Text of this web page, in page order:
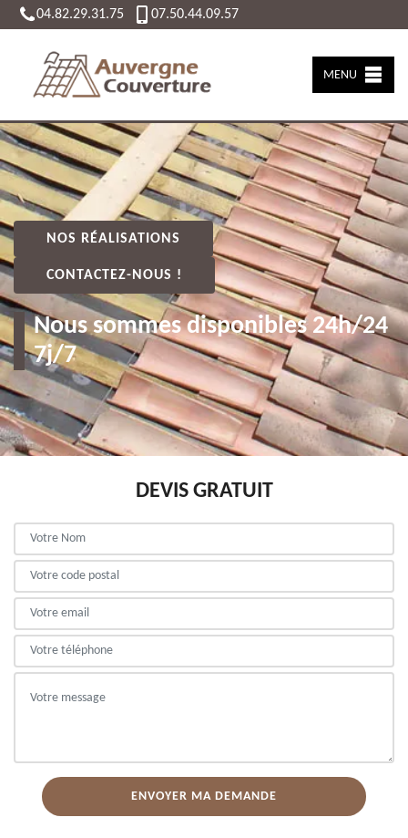
04.82.29.31.75 07.50.44.09.57
MENU
NOS RÉALISATIONS
CONTACTEZ-NOUS !
Nous sommes disponibles 24h/24
7j/7
DEVIS GRATUIT